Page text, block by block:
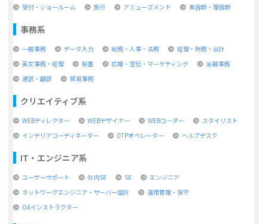
受付・ショールーム
旅行 アミューズメント 美容師・理容師
事務系
一般事務 データ入力 総務・人事・法務
経理・財務・会計
英文事務・経理
秘書 広報・宣伝・マーケティング
金融事務
通訳・翻訳
貿易事務
クリエイティブ系
WEBディレクター WEBデザイナー WEBコーダー
スタイリスト
インテリアコーディネーター
DTPオペレーター ヘルプデスク
IT・エンジニア系
ユーザーサポート 社内SE SE
エンジニア
ネットワークエンジニア・サーバー設計
運用管理・保守
OAインストラクター